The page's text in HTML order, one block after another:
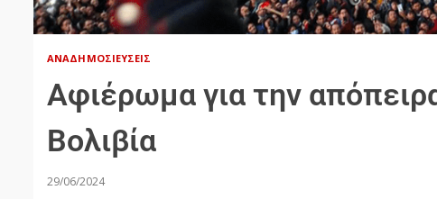
ΑΝΑΔΗΜΟΣΙΕΎΣΕΙΣ
Αφιέρωμα για την
Βολιβία
29/06/2024